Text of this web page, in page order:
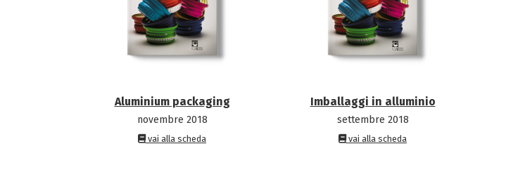
Aluminium packaging
novembre 2018
vai alla scheda
Imballaggi in alluminio
settembre 2018
vai alla scheda